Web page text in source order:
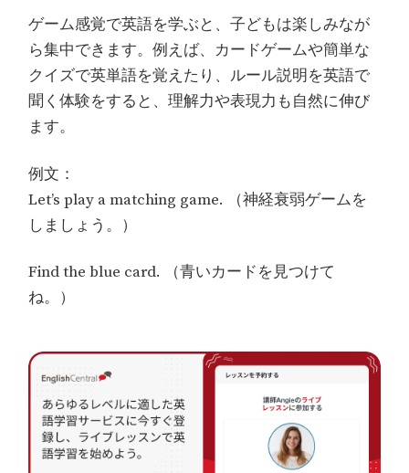
ゲーム感覚で英語を学ぶと、子どもは楽しみなが
ら集中できます。例えば、カードゲームや簡単な
クイズで英単語を覚えたり、ルール説明を英語で
聞く体験をすると、理解力や表現力も自然に伸び
ます。
例文：
Let’s play a matching game. （神経衰弱ゲームを
しましょう。）
Find the blue card. （青いカードを見つけて
ね。）